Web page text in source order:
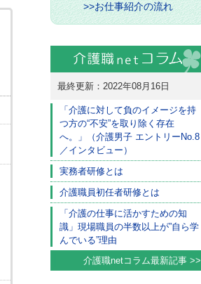
>>お仕事紹介の流れ
最終更新：2022年08月16日
「介護に対して負のイメージを持
つ方の“不安”を取り除く存在
へ。」（介護男子 エントリーNo.8
／インタビュー）
実務者研修とは
介護職員初任者研修とは
「介護の仕事に活かすための知
識」現場職員の半数以上が”自ら学
んでいる”理由
介護職netコラム最新記事 >>